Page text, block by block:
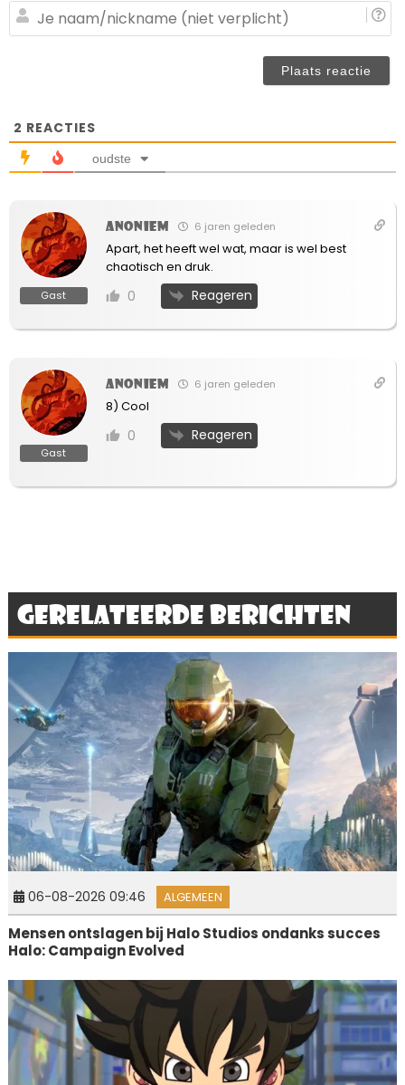
2 REACTIES
oudste
Gast
Anoniem 6 jaren geleden
Apart, het heeft wel wat, maar is wel best
chaotisch en druk.
0 Reageren
Gast
Anoniem 6 jaren geleden
8) Cool
0 Reageren
Gerelateerde berichten
06-08-2026 09:46 ALGEMEEN
Mensen ontslagen bij Halo Studios ondanks succes
Halo: Campaign Evolved